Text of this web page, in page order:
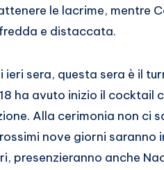
le lacrime, mentre
e distaccata.
ieri sera, questa sera è il
ha avuto inizio il cocktail
Alla cerimonia non ci
nove giorni saranno
presenzieranno anche